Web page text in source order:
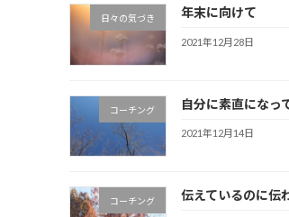
日々の気づき 年末に向けて
2021年12月28日
コーチング 自分に素直になっ
2021年12月14日
コーチング 伝えているのに伝